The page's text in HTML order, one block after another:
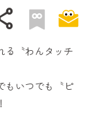
る〝わんタッチ
もいつでも〝ピ